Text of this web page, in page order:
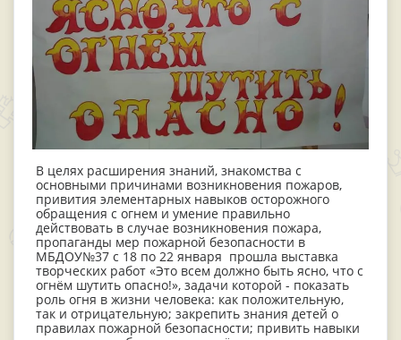
В целях расширения знаний, знакомства с
основными причинами возникновения пожаров,
привития элементарных навыков осторожного
обращения с огнем и умение правильно
действовать в случае возникновения пожара,
пропаганды мер пожарной безопасности в
МБДОУ№37 с 18 по 22 января прошла выставка
творческих работ «Это всем должно быть ясно, что с
огнём шутить опасно!», задачи которой - показать
роль огня в жизни человека: как положительную,
так и отрицательную; закрепить знания детей о
правилах пожарной безопасности; привить навыки